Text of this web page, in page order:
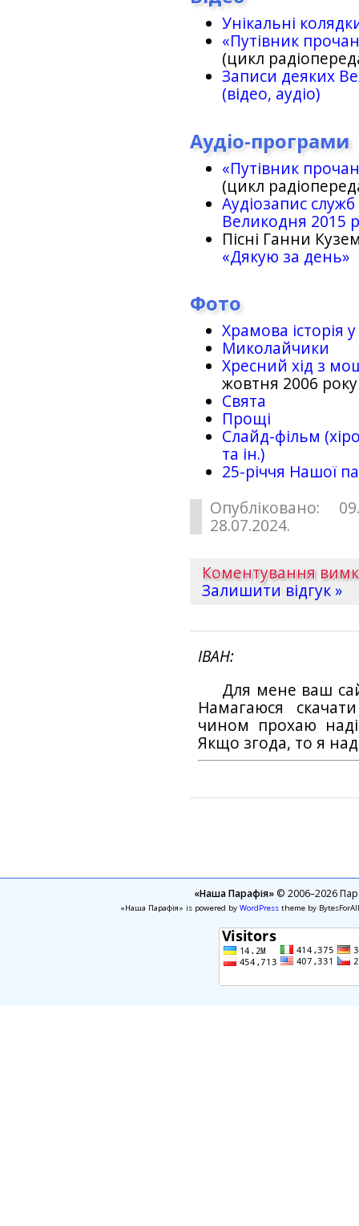
Унікальні
«Путівник
(цикл
Записи деяких
(відео, аудіо)
Аудіо-програми
«Путівник
(цикл
Аудіозапис
Великодня 2015
Пісні Ганни
«Дякую за день»
Фото
Храмова історія
Миколайчики
Хресний хід з
жовтня 2006 року
Свята
Прощі
Слайд-фільм
та ін.)
25-рiччя Нашої
Опубліковано:
28.07.2024.
Коментування
Залишити відгук »
ІВАН
Для мене ваш
Намагаюся
чином прохаю
Якщо згода, то я
«Наша Парафія»© 2006–2026
«Наша Парафія» is powered by WordPresstheme by